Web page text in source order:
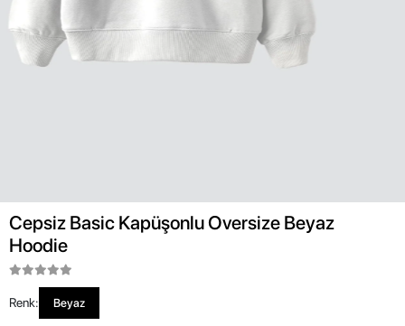
Cepsiz Basic Kapüşonlu Oversize Beyaz
Hoodie
Renk: Beyaz